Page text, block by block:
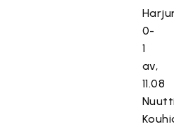
0-
1
av,
11.08
Nuutti